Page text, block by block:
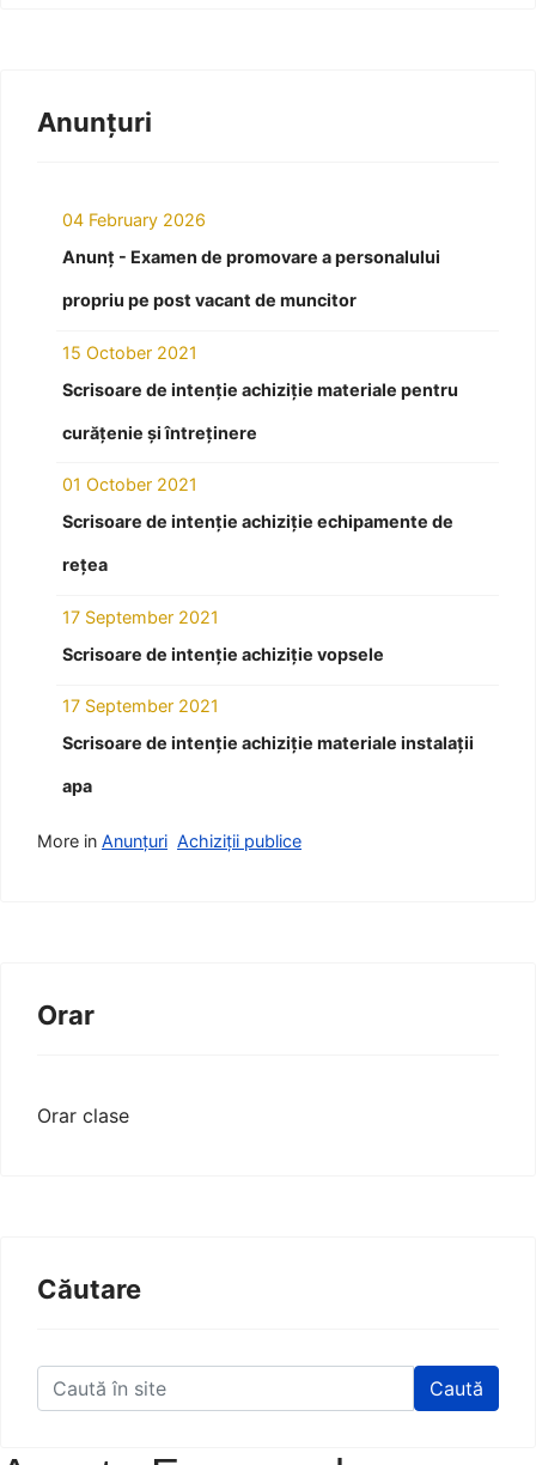
Anunțuri
04 February 2026
Anunț - Examen de promovare a personalului
propriu pe post vacant de muncitor
15 October 2021
Scrisoare de intenție achiziție materiale pentru
curățenie și întreținere
01 October 2021
Scrisoare de intenție achiziție echipamente de
rețea
17 September 2021
Scrisoare de intenție achiziție vopsele
17 September 2021
Scrisoare de intenție achiziție materiale instalații
apa
More in Anunțuri Achiziții publice
Orar
Orar clase
Căutare
Caută